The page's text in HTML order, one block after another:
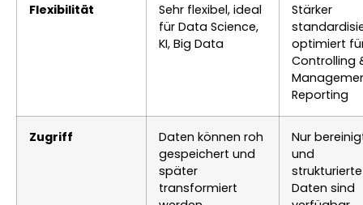
Flexibilität
Sehr flexibel, ideal
für Data Science,
KI, Big Data
Stärker
optimiert
Controlling
Reporting
Zugriff
Daten können roh
gespeichert und
später
transformiert
Nur
und
strukturierte
Daten sind